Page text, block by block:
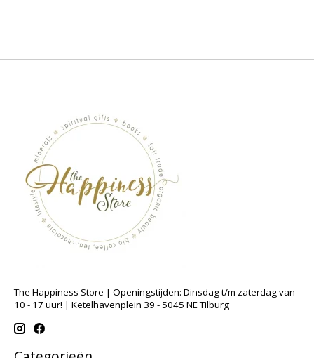
The Happiness Store | Openingstijden: Dinsdag t/m zaterdag van
10 - 17 uur! | Ketelhavenplein 39 - 5045 NE Tilburg